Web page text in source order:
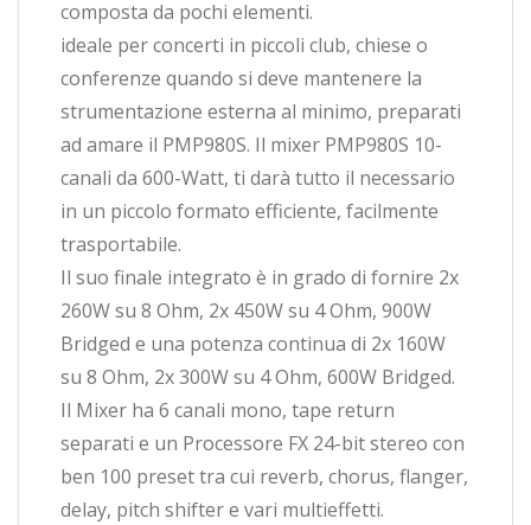
composta da pochi elementi.
ideale per concerti in piccoli club, chiese o
conferenze quando si deve mantenere la
strumentazione esterna al minimo, preparati
ad amare il PMP980S. Il mixer PMP980S 10-
canali da 600-Watt, ti darà tutto il necessario
in un piccolo formato efficiente, facilmente
trasportabile.
Il suo finale integrato è in grado di fornire 2x
260W su 8 Ohm, 2x 450W su 4 Ohm, 900W
Bridged e una potenza continua di 2x 160W
su 8 Ohm, 2x 300W su 4 Ohm, 600W Bridged.
Il Mixer ha 6 canali mono, tape return
separati e un Processore FX 24-bit stereo con
ben 100 preset tra cui reverb, chorus, flanger,
delay, pitch shifter e vari multieffetti.